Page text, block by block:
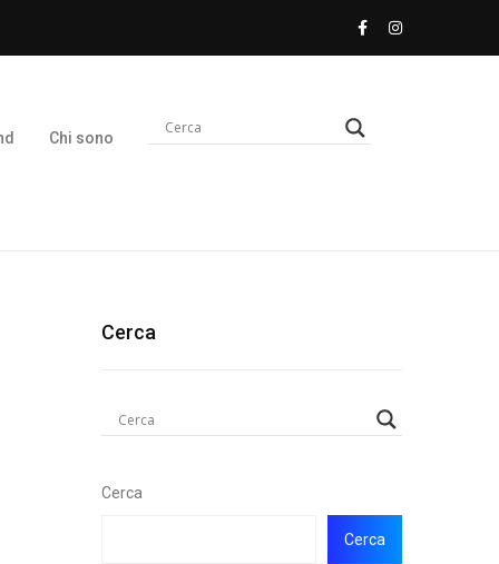
Chi sono
Cerca
Cerca
Cerca